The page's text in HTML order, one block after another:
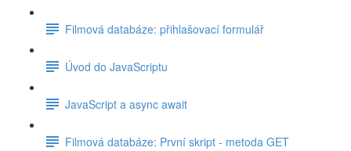
Filmová databáze: přihlašovací formulář
Úvod do JavaScriptu
JavaScript a async await
Filmová databáze: První skript - metoda GET